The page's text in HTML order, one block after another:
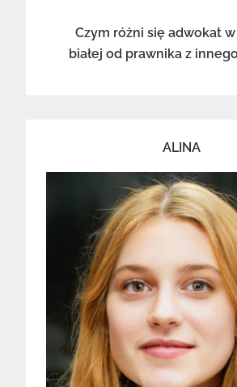
wpisu
Czym różni się adwokat
białej od prawnika z
ALINA